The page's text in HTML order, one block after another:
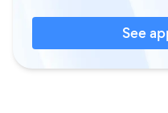
See